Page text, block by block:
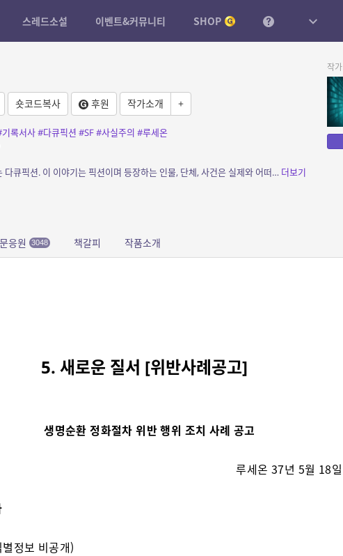
스레드소설 이벤트&커뮤니티 SHOP
숏코드복사 후원 작가소개 +
록서사#다큐픽션 #SF#사실주의 #루세온
소개: 좀비 바이러스 루세온. 기록물로만 전개되는 다큐픽션. 이 이야기는 픽션이며 등장하는 인물, 단체, 사건은 실제와 어떠한 관련도 없음을 밝힙니다. 더보기
작가
응원 3048 책갈피 작품소개
5. 새로운 질서 [위반사례공고]
생명순환 정화절차 위반 행위 조치 사례 공고
루세온 37년 5월 18일
정보 비공개)